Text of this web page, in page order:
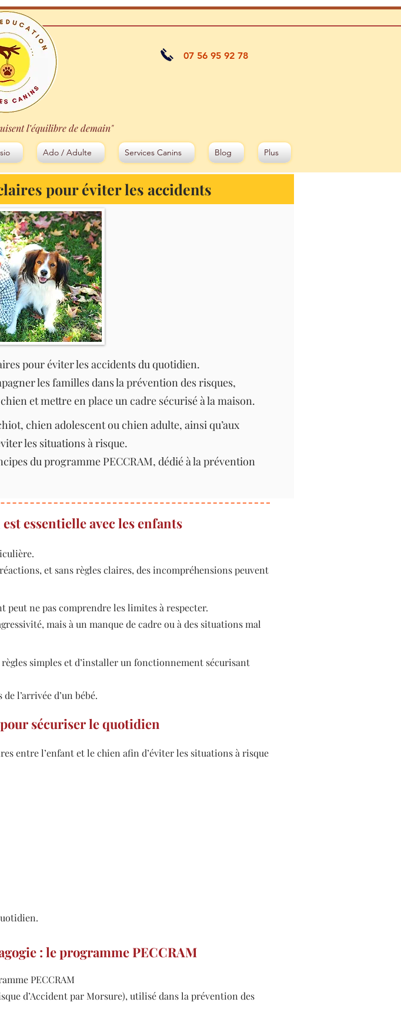
07 56 95 92 78
l’équilibre de demain"
Ado / Adulte Services Canins Blog Plus
pour éviter les accidents
pour éviter les accidents du quotidien.
les familles dans la prévention des risques,
et mettre en place un cadre sécurisé à la maison.
chien adolescent ou chien adulte, ainsi qu’aux
les situations à risque.
du programme PECCRAM, dédié à la prévention
essentielle avec les enfants
et sans règles claires, des incompréhensions peuvent
peut ne pas comprendre les limites à respecter.
mais à un manque de cadre ou à des situations mal
simples et d’installer un fonctionnement sécurisant
l’arrivée d’un bébé.
sécuriser le quotidien
entre l’enfant et le chien afin d’éviter les situations à risque
: le programme PECCRAM
PECCRAM
d’Accident par Morsure), utilisé dans la prévention des